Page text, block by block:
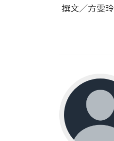
撰文／方雯玲